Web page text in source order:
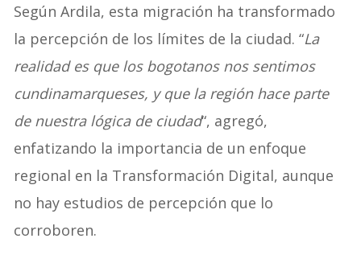
Según Ardila, esta migración ha transformado
la percepción de los límites de la ciudad. “La
realidad es que los bogotanos nos sentimos
cundinamarqueses, y que la región hace parte
de nuestra lógica de ciudad“, agregó,
enfatizando la importancia de un enfoque
regional en la Transformación Digital, aunque
no hay estudios de percepción que lo
corroboren.